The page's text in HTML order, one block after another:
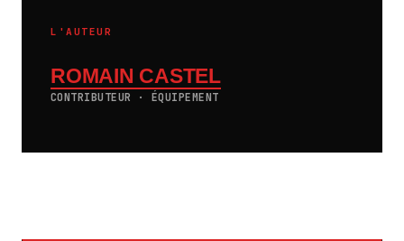
L'AUTEUR
ROMAIN CASTEL
CONTRIBUTEUR · ÉQUIPEMENT